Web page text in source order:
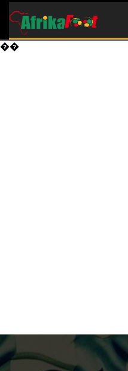
��